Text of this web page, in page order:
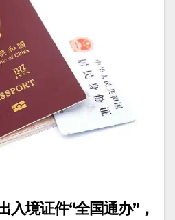
入境证件“全国通办”，